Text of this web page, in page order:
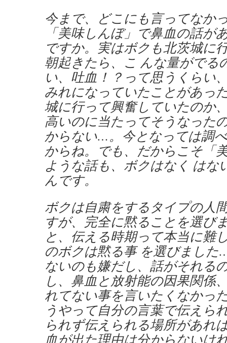
今まで、どこにも言ってなか
「美味しんぼ」で鼻血の話が
ですか。実はボクも北茨城に
朝起きたら、こ んな量がでる
い、吐血！？って思うくらい
みれになっていたことがあっ
城に行って興奮していたのか
高いのに当たってそうなった
からない…。今となっては調
からね。でも、だからこそ「
ような話も、ボクはなく はな
んです。
ボクは自粛をするタイプの人
すが、完全に黙ることを選び
と、伝える時期って本当に難
のボクは黙る事 を選びまし
ないのも嫌だし、話がそれる
し、鼻血と放射能の因果関係
れてない事を言いたくなかっ
うやって自分の言葉で伝えら
られず伝えられる場所があれ
血が出た理由は分からないけ